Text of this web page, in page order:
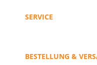
SERVICE
BESTELLUNG &